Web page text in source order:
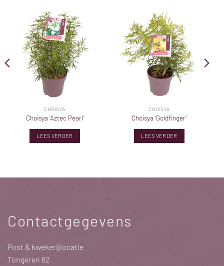
CHOISYA
Choisya ‘Aztec Pearl’
LEES VERDER
CHOISYA
Choisya ‘Goldfinger’
LEES VERDER
Contactgegevens
Post & kwekerijlocatie
Tongeren 62